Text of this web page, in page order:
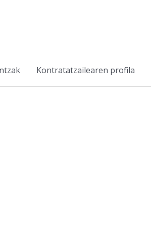
Kontratatzailearen profila